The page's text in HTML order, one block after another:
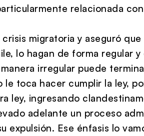
relacionada
migratoria y aseguró
lo hagan de forma regular y
irregular puede
le toca hacer cumplir la ley,
ley, ingresando
adelante un proceso
expulsión. Ese énfasis lo